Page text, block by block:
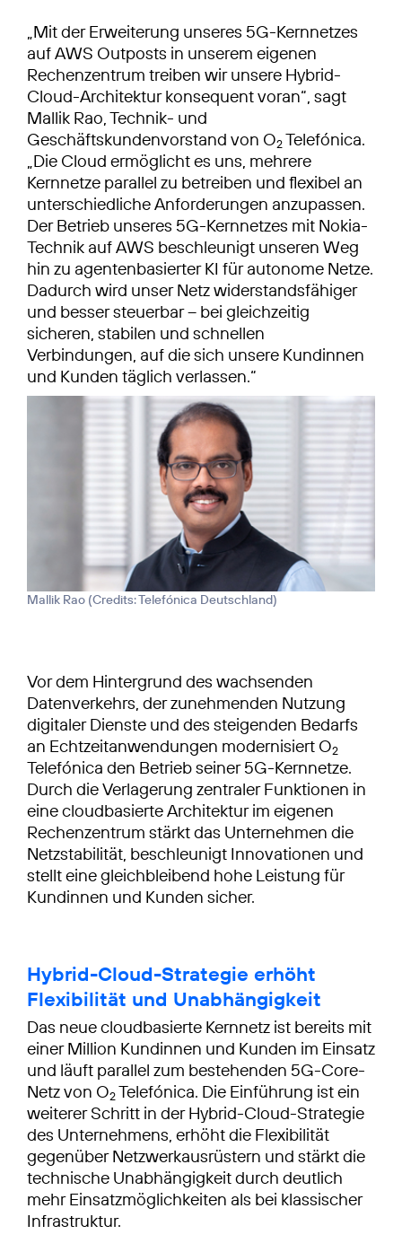
„Mit der Erweiterung unseres 5G-Kernnetzes
auf AWS Outposts in unserem eigenen
Rechenzentrum treiben wir unsere Hybrid-
Cloud-Architektur konsequent voran“, sagt
Mallik Rao, Technik- und
Geschäftskundenvorstand von O2Telefónica.
„Die Cloud ermöglicht es uns, mehrere
Kernnetze parallel zu betreiben und flexibel an
unterschiedliche Anforderungen anzupassen.
Der Betrieb unseres 5G-Kernnetzes mit Nokia-
Technik auf AWS beschleunigt unseren Weg
hin zu agentenbasierter KI für autonome Netze.
Dadurch wird unser Netz widerstandsfähiger
und besser steuerbar – bei gleichzeitig
sicheren, stabilen und schnellen
Verbindungen, auf die sich unsere Kundinnen
und Kunden täglich verlassen.“
Mallik Rao (Credits: Telefónica Deutschland)
Vor dem Hintergrund des wachsenden
Datenverkehrs, der zunehmenden Nutzung
digitaler Dienste und des steigenden Bedarfs
an Echtzeitanwendungen modernisiert O2
Telefónica den Betrieb seiner 5G-Kernnetze.
Durch die Verlagerung zentraler Funktionen in
eine cloudbasierte Architektur im eigenen
Rechenzentrum stärkt das Unternehmen die
Netzstabilität, beschleunigt Innovationen und
stellt eine gleichbleibend hohe Leistung für
Kundinnen und Kunden sicher.
Hybrid-Cloud-Strategie erhöht
Flexibilität und Unabhängigkeit
Das neue cloudbasierte Kernnetz ist bereits mit
einer Million Kundinnen und Kunden im Einsatz
und läuft parallel zum bestehenden 5G-Core-
Netz von O2Telefónica. Die Einführung ist ein
weiterer Schritt in der Hybrid-Cloud-Strategie
des Unternehmens, erhöht die Flexibilität
gegenüber Netzwerkausrüstern und stärkt die
technische Unabhängigkeit durch deutlich
mehr Einsatzmöglichkeiten als bei klassischer
Infrastruktur.